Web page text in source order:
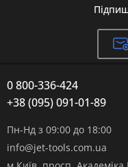
0 800-336-424
+38 (095) 091-01-89
Пн-Нд з 09:00 до 18:00
info@jet-tools.com.ua